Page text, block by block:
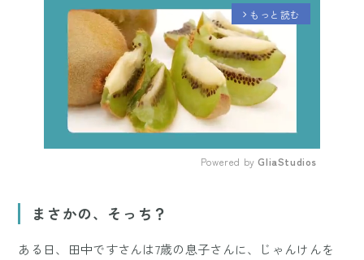
arrow_forward_ios もっと読む
Powered by GliaStudios
まさかの、そっち？
ある日、田中ですさんは7歳の息子さんに、じゃんけんを